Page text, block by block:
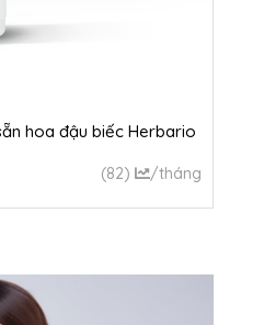
hoa đậu biếc Herbario
(82) /tháng